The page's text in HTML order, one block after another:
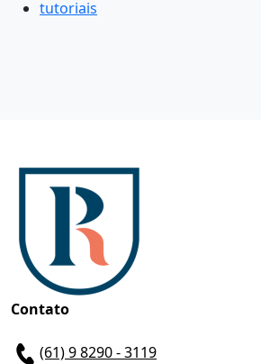
tutoriais
Contato
(61) 9 8290 - 3119